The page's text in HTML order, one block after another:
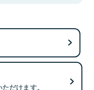
だけます。